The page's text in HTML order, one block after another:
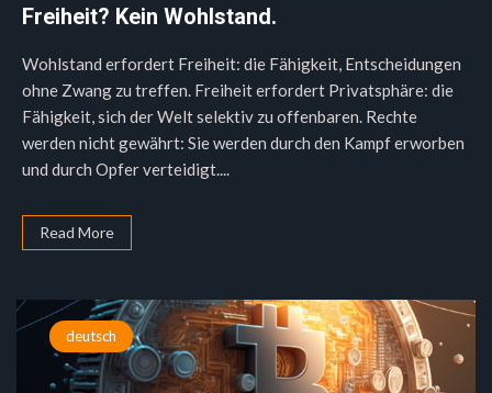
Freiheit? Kein Wohlstand.
Wohlstand erfordert Freiheit: die Fähigkeit, Entscheidungen
ohne Zwang zu treffen. Freiheit erfordert Privatsphäre: die
Fähigkeit, sich der Welt selektiv zu offenbaren. Rechte
werden nicht gewährt: Sie werden durch den Kampf erworben
und durch Opfer verteidigt....
Read More
deutsch